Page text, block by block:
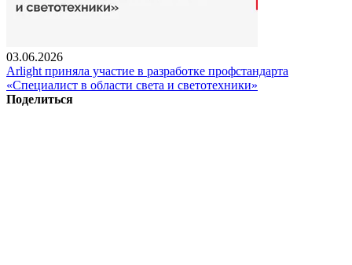
03.06.2026
Arlight приняла участие в разработке профстандарта
«Специалист в области света и светотехники»
Поделиться